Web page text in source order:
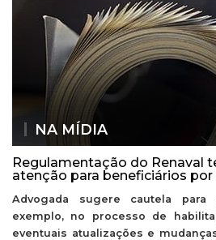
NA MÍDIA
Regulamentação do Renaval
atenção para beneficiários
Advogada sugere cautela para
exemplo, no processo de
eventuais atualizações e